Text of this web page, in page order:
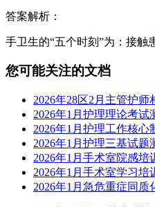
答案解析：
手卫生的“五个时刻”为：接
您可能关注的文档
2026年28区2月主管护
2026年1月护理理论考试
2026年1月护理工作核
2026年1月护理三基试题
2026年1月手术室院感培
2026年1月手术室学习培
2026年1月急危重症同